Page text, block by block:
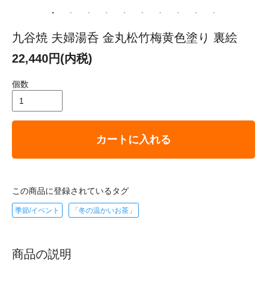
九谷焼 夫婦湯呑 金丸松竹梅黄色塗り 裏絵
22,440円(内税)
個数
カートに入れる
この商品に登録されているタグ
季節/イベント 「冬の温かいお茶」
商品の説明